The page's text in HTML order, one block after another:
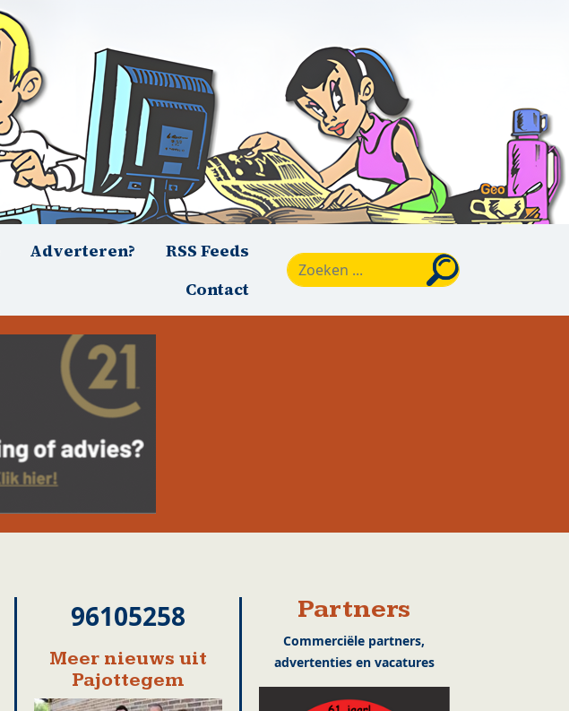
Adverteren?
RSS Feeds
Contact
96105258
Meer nieuws uit
Pajottegem
Partners
Commerciële partners,
advertenties en vacatures